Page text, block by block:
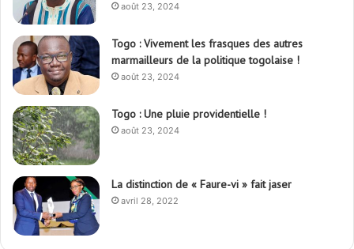
août 23, 2024
Togo : Vivement les frasques des autres
marmailleurs de la politique togolaise !
août 23, 2024
Togo : Une pluie providentielle !
août 23, 2024
La distinction de « Faure-vi » fait jaser
avril 28, 2022